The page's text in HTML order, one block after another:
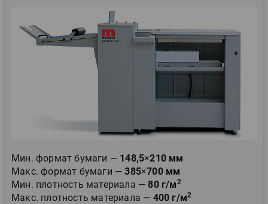
Мин. формат бумаги — 148,5×210 мм
Макс. формат бумаги —385×700 мм
Мин. плотность материала —80 г/м2
Макс. плотность материала — 400 г/м2